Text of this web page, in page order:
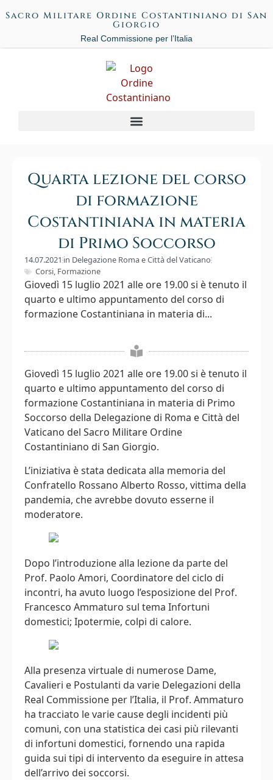
Sacro Militare Ordine Costantiniano di San
Giorgio
Real Commissione per l’Italia
Quarta lezione del corso
di formazione
Costantiniana in materia
di Primo Soccorso
14.07.2021 in Delegazione Roma e Città del Vaticano
Corsi, Formazione
Giovedì 15 luglio 2021 alle ore 19.00 si è tenuto il
quarto e ultimo appuntamento del corso di
formazione Costantiniana in materia di...
Giovedì 15 luglio 2021 alle ore 19.00 si è tenuto il
quarto e ultimo appuntamento del corso di
formazione Costantiniana in materia di Primo
Soccorso della Delegazione di Roma e Città del
Vaticano del Sacro Militare Ordine
Costantiniano di San Giorgio.
L’iniziativa è stata dedicata alla memoria del
Confratello Rossano Alberto Rosso, vittima della
pandemia, che avrebbe dovuto esserne il
moderatore.
Dopo l’introduzione alla lezione da parte del
Prof. Paolo Amori, Coordinatore del ciclo di
incontri, ha avuto luogo l’esposizione del Prof.
Francesco Ammaturo sul tema Infortuni
domestici; Ipotermie, colpi di calore.
Alla presenza virtuale di numerose Dame,
Cavalieri e Postulanti da varie Delegazioni della
Real Commissione per l’Italia, il Prof. Ammaturo
ha tracciato le varie cause degli incidenti più
comuni, con una statistica dei casi più rilevanti
di infortuni domestici, fornendo una rapida
guida sui tipi di intervento da eseguire in attesa
dell’arrivo dei soccorsi.